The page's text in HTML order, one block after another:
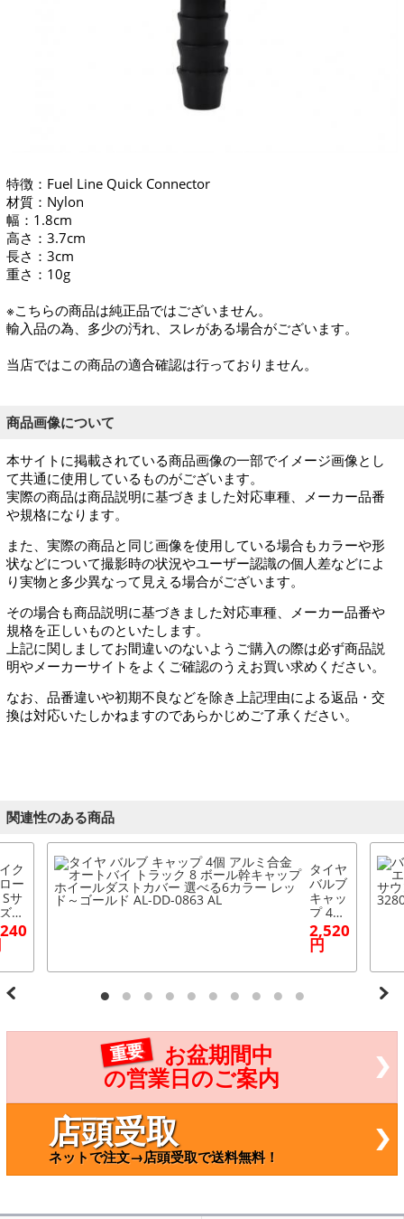
特徴：Fuel Line Quick Connector
材質：Nylon
幅：1.8cm
高さ：3.7cm
長さ：3cm
重さ：10g
※こちらの商品は純正品ではございません。
輸入品の為、多少の汚れ、スレがある場合がございます。
当店ではこの商品の適合確認は行っておりません。
商品画像について
本サイトに掲載されている商品画像の一部でイメージ画像とし
て共通に使用しているものがございます。
実際の商品は商品説明に基づきました対応車種、メーカー品番
や規格になります。
また、実際の商品と同じ画像を使用している場合もカラーや形
状などについて撮影時の状況やユーザー認識の個人差などによ
り実物と多少異なって見える場合がございます。
その場合も商品説明に基づきました対応車種、メーカー品番や
規格を正しいものといたします。
上記に関しましてお間違いのないようご購入の際は必ず商品説
明やメーカーサイトをよくご確認のうえお買い求めください。
なお、品番違いや初期不良などを除き上記理由による返品・交
換は対応いたしかねますのであらかじめご了承ください。
関連性のある商品
ク
ー
サ
あ
ル
ー
を
！
メ
ラ
AR
タイヤ
バルブ
キャッ
プ 4個
アルミ
合金
オート
バイ
キャッ
選べる
ド AL-
2,520
円
重要
お盆期間中
の営業日のご案内
店頭受取
ネットで注文→店頭受取で送料無料！